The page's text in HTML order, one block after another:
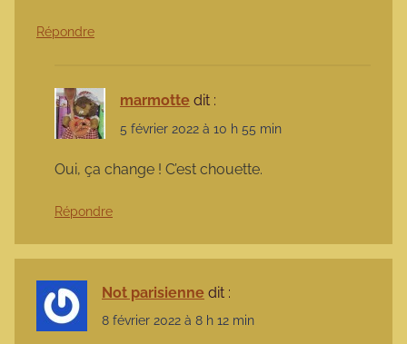
Répondre
marmotte dit :
5 février 2022 à 10 h 55 min
Oui, ça change ! C’est chouette.
Répondre
Not parisienne dit :
8 février 2022 à 8 h 12 min